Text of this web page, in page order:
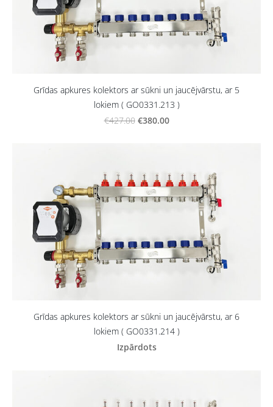
Grīdas apkures kolektors ar sūkni un jaucējvārstu, ar 5
lokiem ( GO0331.213 )
€427.00 €380.00
Grīdas apkures kolektors ar sūkni un jaucējvārstu, ar 6
lokiem ( GO0331.214 )
Izpārdots